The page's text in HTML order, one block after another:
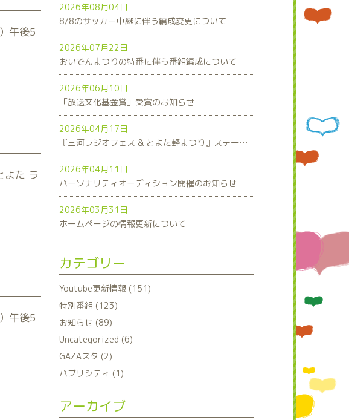
午後5
よた ラ
午後5
2026年08月04日
8/8のサッカー中継に伴う編成変更について
2026年07月22日
おいでんまつりの特番に伴う番組編成について
2026年06月10日
「放送文化基金賞」受賞のお知らせ
2026年04月17日
『三河ラジオフェス & とよた軽まつり』ステージスケジュール発表！
2026年04月11日
パーソナリティオーディション開催のお知らせ
2026年03月31日
ホームページの情報更新について
カテゴリー
Youtube更新情報 (151)
特別番組 (123)
お知らせ (89)
Uncategorized (6)
GAZAスタ (2)
パブリシティ (1)
アーカイブ